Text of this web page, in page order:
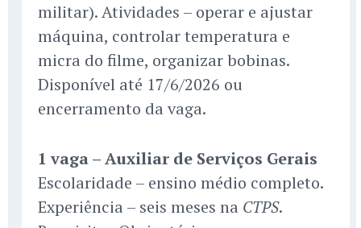
militar). Atividades – operar e ajustar
máquina, controlar temperatura e
micra do filme, organizar bobinas.
Disponível até 17/6/2026 ou
encerramento da vaga.
1 vaga – Auxiliar de Serviços Gerais
Escolaridade – ensino médio completo.
Experiência – seis meses na CTPS.